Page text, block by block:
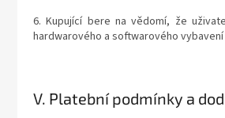
6. Kupující bere na vědomí, že
hardwarového a softwarového
V. Platební podmínky a